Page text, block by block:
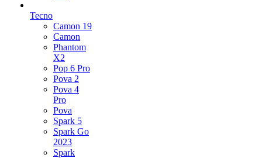
Tecno
Camon 19
Camon
Phantom
X2
Pop 6 Pro
Pova 2
Pova 4
Pro
Pova
Spark 5
Spark Go
2023
Spark